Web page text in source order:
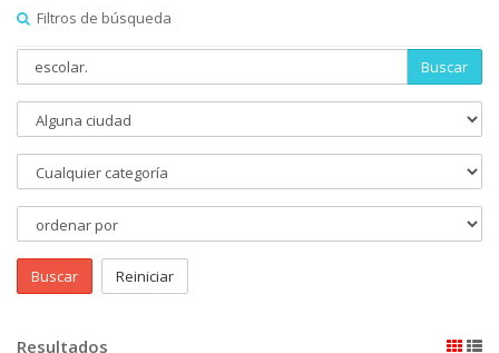
Filtros de búsqueda
Buscar
Buscar Reiniciar
Resultados